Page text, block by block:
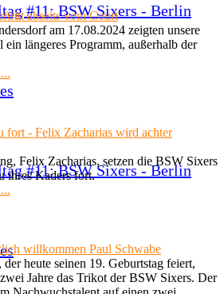
#11: BSW Sixers - Berlin
#11: BSW Sixers - Berlin
abseits vom Court
am 17.08.2024 zeigten unsere
ein längeres Programm, außerhalb der
fort - Felix Zacharias wird achter
Felix Zacharias, setzen die BSW Sixers
ihres Kaders fort.
willkommen Paul Schwabe
heute seinen 19. Geburtstag feiert,
Jahre das Trikot der BSW Sixers. Der